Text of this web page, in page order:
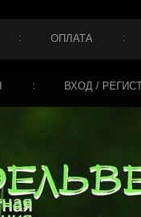
ОПЛАТА
ВХОД /